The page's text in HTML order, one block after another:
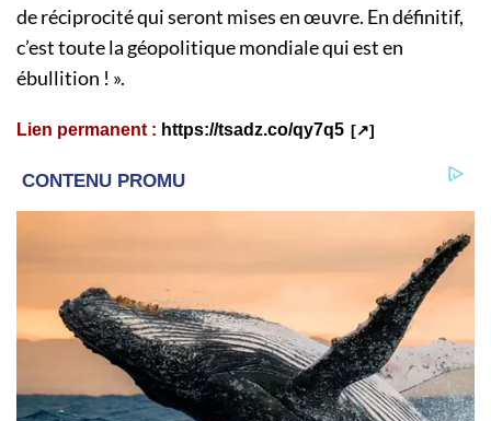
de réciprocité qui seront mises en œuvre. En définitif,
c’est toute la géopolitique mondiale qui est en
ébullition ! ».
Lien permanent : https://tsadz.co/qy7q5